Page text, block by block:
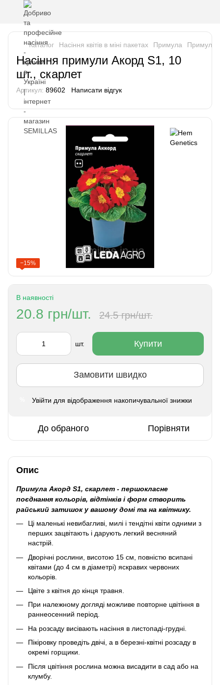
Каталог Насіння квітів в міні пакетах Примула Примула
Насіння примули Акорд S1, 10
шт., скарлет
Артикул: 89602 Написати відгук
−15%
В наявності
20.8 грн/шт. 24.5 грн/шт.
шт. Купити
Замовити швидко
Увійти для відображення накопичувальної знижки
До обраного Порівняти
Опис
Примула Акорд S1, скарлет - першокласне
поєднання кольорів, відтінків і форм створить
райський затишок у вашому домі та на квітнику.
Ці маленькі невибагливі, милі і тендітні квіти одними з
перших зацвітають і дарують легкий весняний
настрій.
Дворічні рослини, висотою 15 см, повністю всипані
квітами (до 4 см в діаметрі) яскравих червоних
кольорів.
Цвіте з квітня до кінця травня.
При належному догляді можливе повторне цвітіння в
раннеосенний період.
На розсаду висівають насіння в листопаді-грудні.
Пікіровку проведіть двічі, а в березні-квітні розсаду в
окремі горщики.
Після цвітіння рослина можна висадити в сад або на
клумбу.